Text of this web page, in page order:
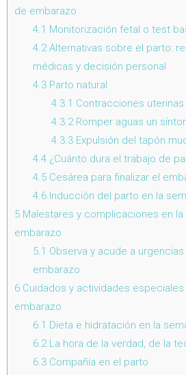
de embarazo
4.1 Monitorización fetal o test
4.2Alternativas sobre el parto:
médicas y decisión personal
4.3 Parto natural
4.3.1 Contracciones uterinas
4.3.2Romper aguas un
4.3.3 Expulsión del tapón
4.4 ¿Cuánto dura el trabajo de
4.5 Cesárea para finalizar el
4.6 Inducción del parto en la
5 Malestares y complicaciones en la
embarazo
5.1 Observa y acude a
embarazo
6 Cuidados y actividades
embarazo
6.1 Dieta e hidratación en la
6.2La hora de la verdad, de la
6.3 Compañía en el parto